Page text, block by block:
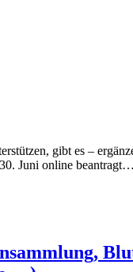
gibt es –
Juni online beantragt…